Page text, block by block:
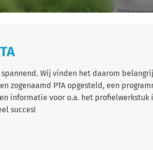
Wij vinden het daarom
zogenaamd PTA opgesteld, een
informatie voor o.a. het
succes!